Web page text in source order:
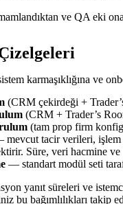
ve QA eki
karmaşıklığına ve
(CRM çekirdeği +
(CRM + Trader’s
(tam prop firm
tacir verileri, işlem
Süre, veri hacmine
— standart modül seti
yanıt süreleri ve
bu bağımlılıkları